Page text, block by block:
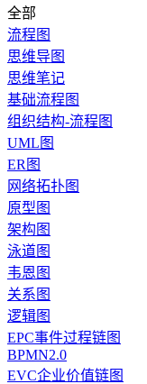
全部
流程图
思维导图
思维笔记
基础流程图
组织结构-流程图
UML图
ER图
网络拓扑图
原型图
架构图
泳道图
韦恩图
关系图
逻辑图
EPC事件过程链图
BPMN2.0
EVC企业价值链图